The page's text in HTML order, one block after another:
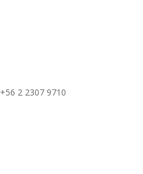
+56 2 2307 9710​